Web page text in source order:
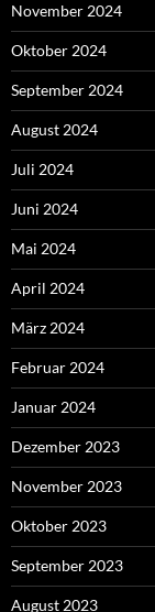
November 2024
Oktober 2024
September 2024
August 2024
Juli 2024
Juni 2024
Mai 2024
April 2024
März 2024
Februar 2024
Januar 2024
Dezember 2023
November 2023
Oktober 2023
September 2023
August 2023